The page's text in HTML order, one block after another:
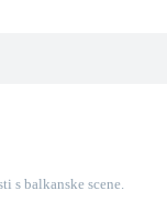
balkanske scene.